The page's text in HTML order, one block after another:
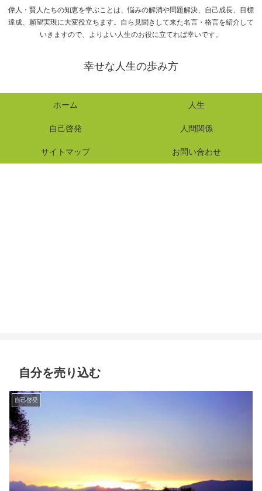
偉人・賢人たちの知恵を学ぶことは、悩みの解消や問題解決、自己成長、目標
達成、願望実現に大変役立ちます。自ら見聞きして来た名言・格言を紹介して
いきますので、よりよい人生のお役に立てれば幸いです。
幸せな人生の歩み方
ホーム 人生
自己啓発 人間関係
サイトマップ お問い合わせ
自分を売り込む
自己啓発